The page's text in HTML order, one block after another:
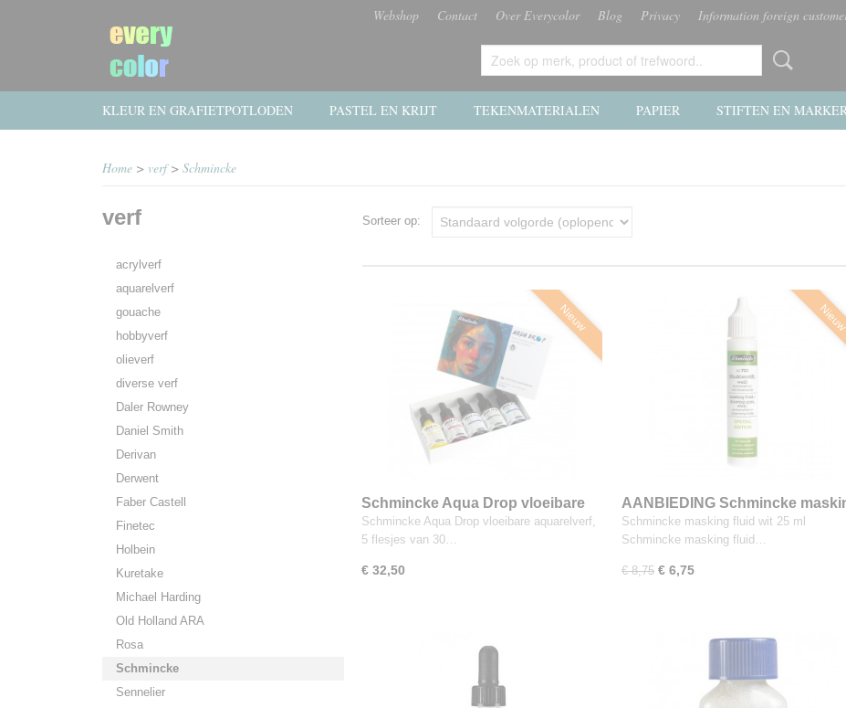
Webshop Contact Over Everycolor Blog Privacy Information foreign
KLEUR EN GRAFIETPOTLODEN PASTEL EN KRIJT TEKENMATERIALEN PAPIER STIFTEN EN
Home > verf> Schmincke
verf
acrylverf
aquarelverf
gouache
hobbyverf
olieverf
diverse verf
Daler Rowney
Daniel Smith
Derivan
Derwent
Faber Castell
Finetec
Holbein
Kuretake
Michael Harding
Old Holland ARA
Rosa
Schmincke
Sennelier
Sorteer op:
Nieuw
Schmincke Aqua Drop vloeibare
aquarelverf, 5 flesjes van 30 ml
Schmincke Aqua Drop vloeibare aquarelverf,
5 flesjes van 30…
€ 32,50
AANBIEDING Schmincke
fluid wit 25 ml
Schmincke masking fluid wit 25 ml
Schmincke masking fluid…
€ 8,75 € 6,75